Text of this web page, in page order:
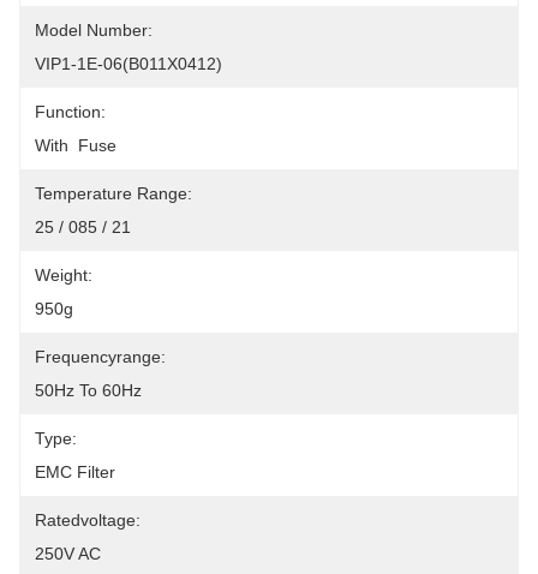
Model Number:
VIP1-1E-06(B011X0412)
Function:
With  Fuse
Temperature Range:
25 / 085 / 21
Weight:
950g
Frequencyrange:
50Hz To 60Hz
Type:
EMC Filter
Ratedvoltage:
250V AC